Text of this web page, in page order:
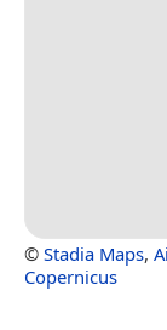
© Stadia Maps,
Copernicus